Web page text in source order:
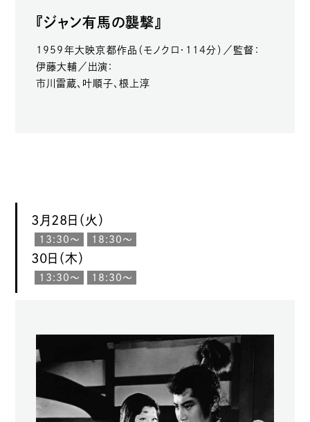
『ジャン有馬の襲撃』
1959年大映京都作品（モノクロ・114分）／監督：
伊藤大輔／出演：
市川雷蔵、叶順子、根上淳
3月28日（火）
13:30〜 18:30〜
30日（木）
13:30〜 18:30〜